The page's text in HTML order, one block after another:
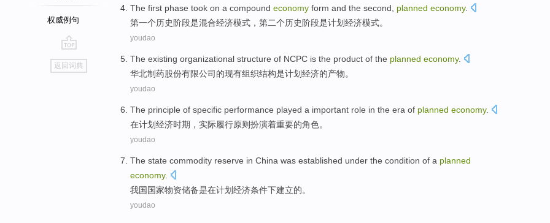
权威例句
go
top
返回词典
The first phase took on a compound economy form and the second, planned economy.
第一个历史 阶段是混合经济模式 ， 第二个历史阶段是计划经济模式。
youdao
The existing organizational structure of NCPC is the product of the planned economy.
华北制药股份有限公司 的现有组织结构是计划经济的产物。
youdao
The principle of specific performance played a important role in the era of planned economy.
在计划经济时期 ， 实际履行原则扮演着重要的角色。
youdao
The state commodity reserve in China was established under the condition of a planned
economy.
我国 国家物资储备是在计划经济条件下建立的。
youdao